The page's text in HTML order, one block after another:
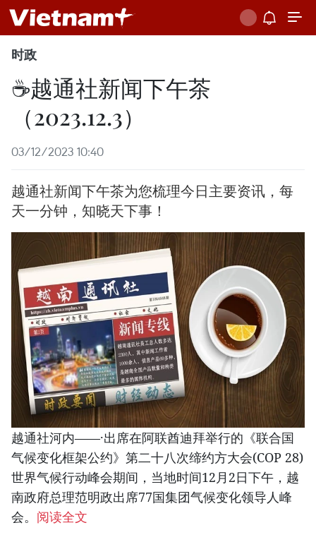
时政
☕️越通社新闻下午茶
（2023.12.3）
03/12/2023 10:40
越通社新闻下午茶为您梳理今日主要资讯，每
天一分钟，知晓天下事！
越通社河内——·出席在阿联酋迪拜举行的《联合国
气候变化框架公约》第二十八次缔约方大会(COP 28)
世界气候行动峰会期间，当地时间12月2日下午，越
南政府总理范明政出席77国集团气候变化领导人峰
会。 阅读全文